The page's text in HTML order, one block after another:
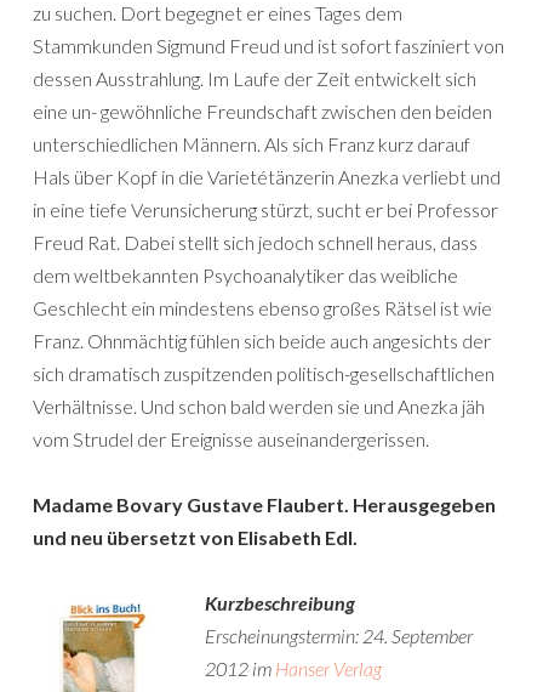
zu suchen. Dort begegnet er eines Tages dem
Stammkunden Sigmund Freud und ist sofort fasziniert von
dessen Ausstrahlung. Im Laufe der Zeit entwickelt sich
eine un- gewöhnliche Freundschaft zwischen den beiden
unterschiedlichen Männern. Als sich Franz kurz darauf
Hals über Kopf in die Varietétänzerin Anezka verliebt und
in eine tiefe Verunsicherung stürzt, sucht er bei Professor
Freud Rat. Dabei stellt sich jedoch schnell heraus, dass
dem weltbekannten Psychoanalytiker das weibliche
Geschlecht ein mindestens ebenso großes Rätsel ist wie
Franz. Ohnmächtig fühlen sich beide auch angesichts der
sich dramatisch zuspitzenden politisch-gesellschaftlichen
Verhältnisse. Und schon bald werden sie und Anezka jäh
vom Strudel der Ereignisse auseinandergerissen.
Madame Bovary Gustave Flaubert. Herausgegeben
und neu übersetzt von Elisabeth Edl.
Kurzbeschreibung
Erscheinungstermin: 24. September
2012 im Hanser Verlag